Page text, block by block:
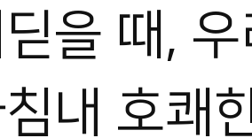
을 때,
내 호쾌